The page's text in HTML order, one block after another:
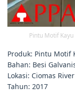
Pintu Motif
Produk: Pintu Motif
Bahan: Besi
Lokasi: Ciomas
Tahun: 2017